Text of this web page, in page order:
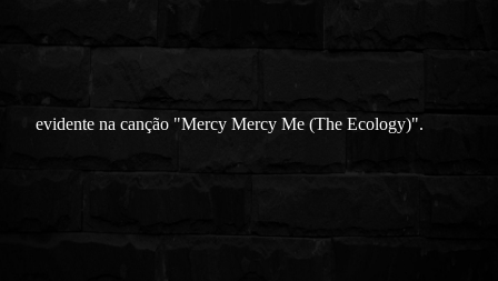
evidente na canção "Mercy Mercy Me (The Ecology)".